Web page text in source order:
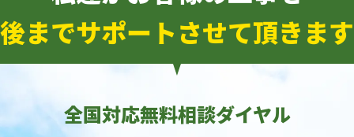
までサポートさせて頂きま
全国対応無料相談ダイヤル